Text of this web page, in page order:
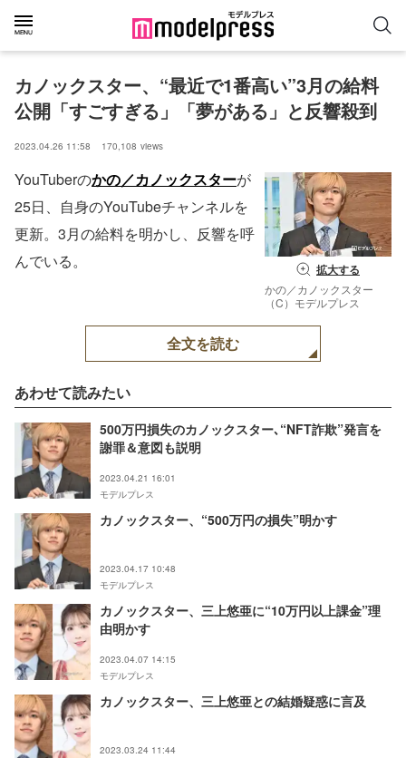
カノックスター、“最近で1番高い”3月の給料
公開「すごすぎる」「夢がある」と反響殺到
2023.04.26 11:58 170,108 views
拡大する
かの／カノックスター
（C）モデルプレス
YouTuberのかの／カノックスターが
25日、自身のYouTubeチャンネルを
更新。3月の給料を明かし、反響を呼
んでいる。
全文を読む
あわせて読みたい
500万円損失のカノックスター､“NFT詐欺”発言を
謝罪＆意図も説明
2023.04.21 16:01
モデルプレス
カノックスター、“500万円の損失”明かす
2023.04.17 10:48
モデルプレス
カノックスター、三上悠亜に“10万円以上課金”理
由明かす
2023.04.07 14:15
モデルプレス
カノックスター、三上悠亜との結婚疑惑に言及
2023.03.24 11:44